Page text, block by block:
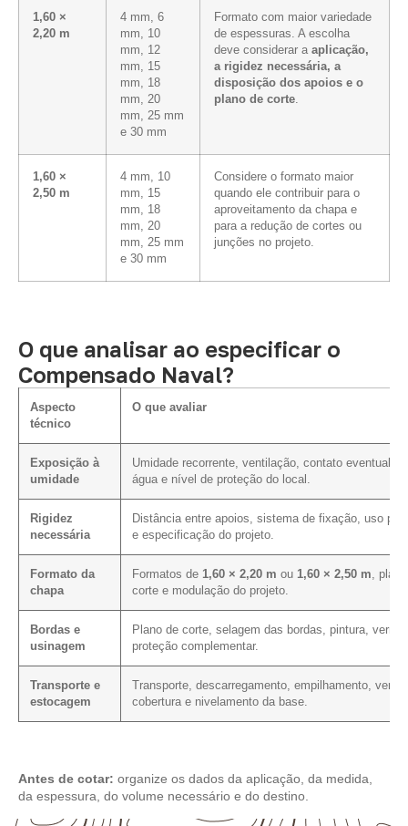
1,60 ×
2,20 m
4 mm, 6
mm, 10
mm, 12
mm, 15
mm, 18
mm, 20
mm, 25 mm
e 30 mm
Formato com maior variedade
de espessuras. A escolha
deve considerar a aplicação,
a rigidez necessária, a
disposição dos apoios e o
plano de corte.
1,60 ×
2,50 m
4 mm, 10
mm, 15
mm, 18
mm, 20
mm, 25 mm
e 30 mm
Considere o formato maior
quando ele contribuir para o
aproveitamento da chapa e
para a redução de cortes ou
junções no projeto.
O que analisar ao especificar o
Compensado Naval?
Aspecto
técnico
O que avaliar
Exposição à
umidade
Umidade recorrente, ventilação, contato eventual
água e nível de proteção do local.
Rigidez
necessária
Distância entre apoios, sistema de fixação, uso
e especificação do projeto.
Formato da
chapa
Formatos de 1,60 × 2,20 m ou 1,60 × 2,50 m,
corte e modulação do projeto.
Bordas e
usinagem
Plano de corte, selagem das bordas, pintura, verniz
proteção complementar.
Transporte e
estocagem
Transporte, descarregamento, empilhamento,
cobertura e nivelamento da base.
Antes de cotar: organize os dados da aplicação, da medida,
da espessura, do volume necessário e do destino.